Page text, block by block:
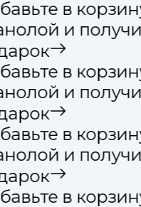
в
и
в
и
в
и
в